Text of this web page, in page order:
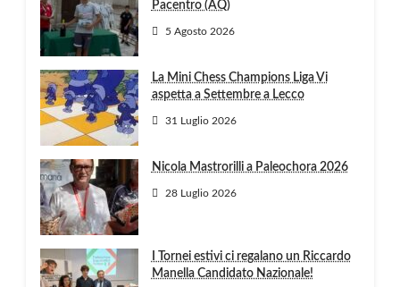
Pacentro (AQ)
5 Agosto 2026
La Mini Chess Champions Liga Vi
aspetta a Settembre a Lecco
31 Luglio 2026
Nicola Mastrorilli a Paleochora 2026
28 Luglio 2026
I Tornei estivi ci regalano un Riccardo
Manella Candidato Nazionale!